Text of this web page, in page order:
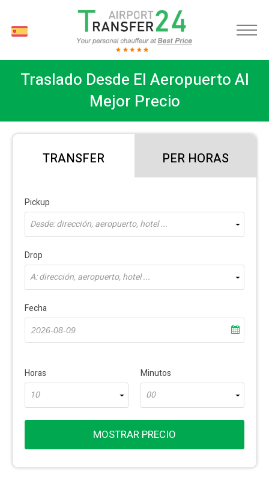
Traslado Desde El Aeropuerto Al
Mejor Precio
TRANSFER PER HORAS
Pickup
Desde: dirección, aeropuerto, hotel ...
Drop
A: dirección, aeropuerto, hotel ...
Fecha
Horas
10
Minutos
00
MOSTRAR PRECIO